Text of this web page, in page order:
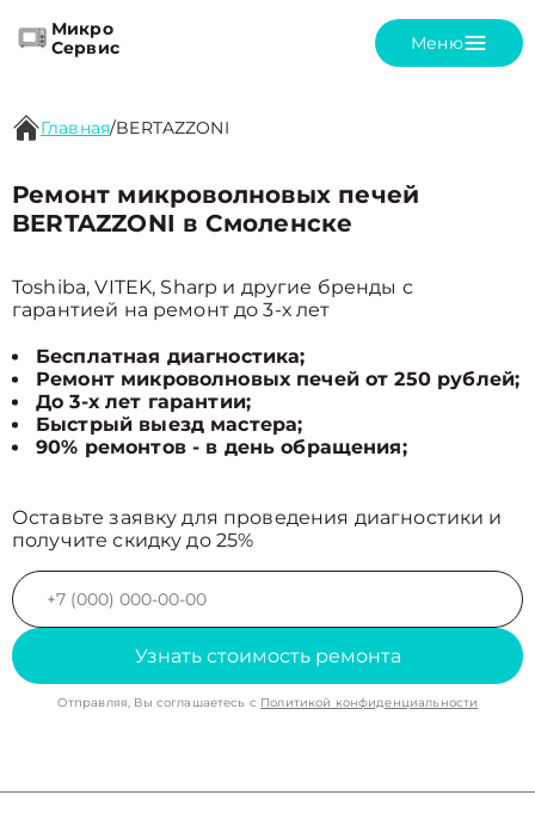
Микро
Сервис
Меню
Главная/BERTAZZONI
Ремонт микроволновых печей
BERTAZZONI в Смоленске
Toshiba, VITEK, Sharp и другие бренды с
гарантией на ремонт до 3-х лет
Бесплатная диагностика;
Ремонт микроволновых печей от 250 рублей;
До 3-х лет гарантии;
Быстрый выезд мастера;
90% ремонтов - в день обращения;
Оставьте заявку для проведения диагностики и
получите скидку до 25%
Узнать стоимость ремонта
Отправляя, Вы соглашаетесь с Политикой конфиденциальности